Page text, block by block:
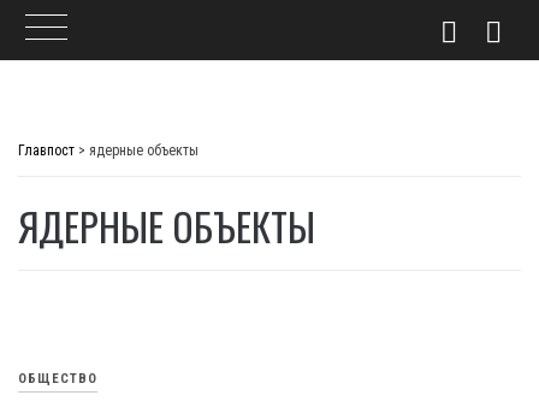
Главпост > ядерные объекты
ЯДЕРНЫЕ ОБЪЕКТЫ
ОБЩЕСТВО